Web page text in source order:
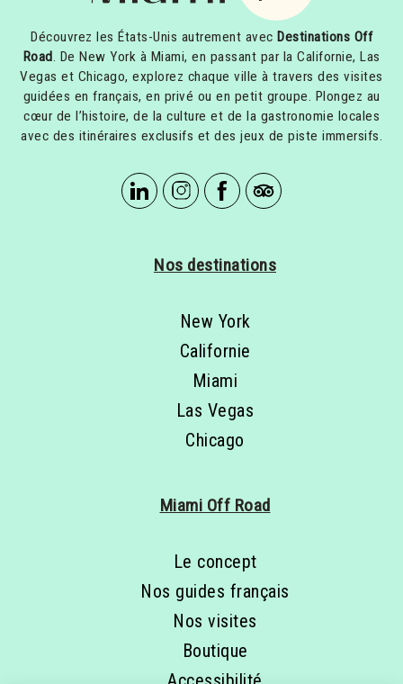
Découvrez les États-Unis autrement avec Destinations Off
Road. De New York à Miami, en passant par la Californie, Las
Vegas et Chicago, explorez chaque ville à travers des visites
guidées en français, en privé ou en petit groupe. Plongez au
cœur de l’histoire, de la culture et de la gastronomie locales
avec des itinéraires exclusifs et des jeux de piste immersifs.
Nos destinations
New York
Californie
Miami
Las Vegas
Chicago
Miami Off Road
Le concept
Nos guides français
Nos visites
Boutique